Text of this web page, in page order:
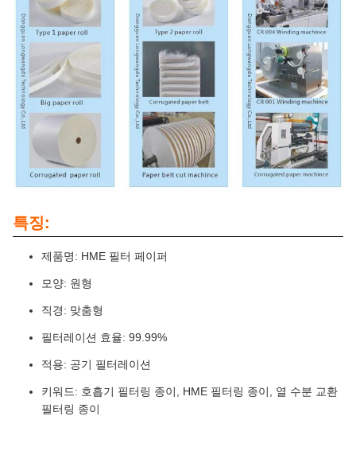
특징:
제품명: HME 필터 페이퍼
모양: 원형
직경: 맞춤형
필터레이션 효율: 99.99%
적용: 공기 필터레이션
키워드: 호흡기 필터링 종이, HME 필터링 종이, 열 수분 교환
필터링 종이